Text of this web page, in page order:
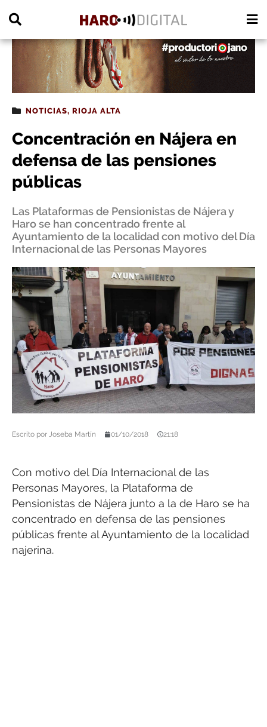
NOTICIAS, RIOJA ALTA
Concentración en Nájera en
defensa de las pensiones
públicas
Las Plataformas de Pensionistas de Nájera y
Haro se han concentrado frente al
Ayuntamiento de la localidad con motivo del Día
Internacional de las Personas Mayores
Escrito por Joseba Martín 01/10/2018 21:18
Con motivo del Día Internacional de las
Personas Mayores, la Plataforma de
Pensionistas de Nájera junto a la de Haro se ha
concentrado en defensa de las pensiones
públicas frente al Ayuntamiento de la localidad
najerina.